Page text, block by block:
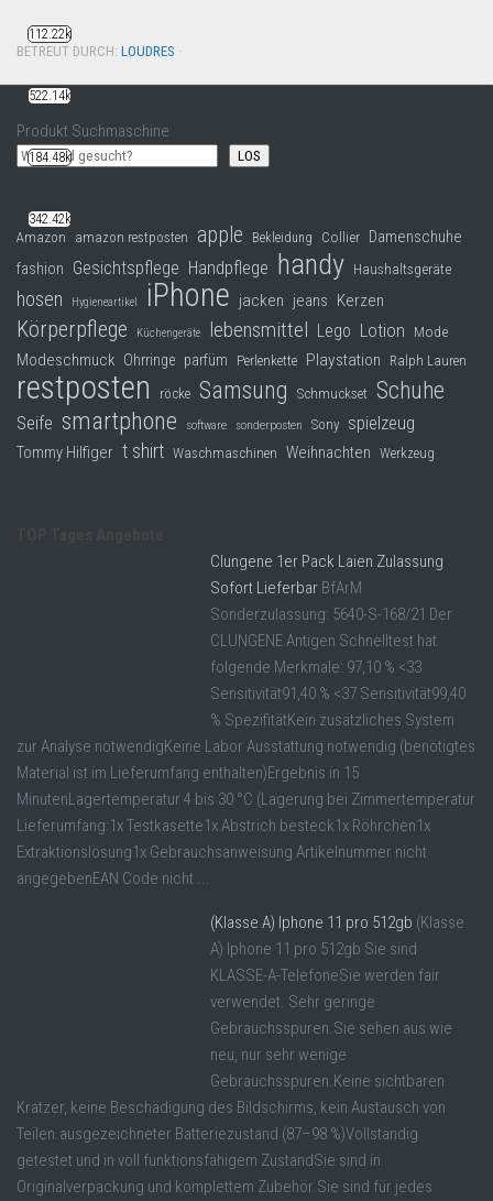
BETREUT DURCH: LOUDRES ·
Produkt Suchmaschine
LOS
Amazon amazon restposten apple Bekleidung Collier Damenschuhe
fashion Gesichtspflege Handpflege handy Haushaltsgeräte
hosen Hygieneartikel iPhone jacken jeans Kerzen
Körperpflege Küchengeräte lebensmittel Lego Lotion Mode
Modeschmuck Ohrringe parfüm Perlenkette Playstation Ralph Lauren
restposten röcke Samsung Schmuckset Schuhe
Seife smartphone software sonderposten Sony spielzeug
Tommy Hilfiger t shirt Waschmaschinen Weihnachten Werkzeug
Clungene 1er Pack Laien Zulassung
Sofort Lieferbar BfArM
Sonderzulassung: 5640-S-168/21 Der
CLUNGENE Antigen Schnelltest hat
folgende Merkmale: 97,10 % <33
Sensitivität91,40 % <37 Sensitivität99,40
% SpezifitätKein zusätzliches System
zur Analyse notwendigKeine Labor Ausstattung notwendig (benötigtes
Material ist im Lieferumfang enthalten)Ergebnis in 15
MinutenLagertemperatur 4 bis 30 °C (Lagerung bei Zimmertemperatur
Lieferumfang:1x Testkasette1x Abstrich besteck1x Röhrchen1x
Extraktionslösung1x Gebrauchsanweisung Artikelnummer nicht
angegebenEAN Code nicht ...
(Klasse A) Iphone 11 pro 512gb (Klasse
A) Iphone 11 pro 512gb Sie sind
KLASSE-A-TelefoneSie werden fair
verwendet. Sehr geringe
Gebrauchsspuren.Sie sehen aus wie
neu, nur sehr wenige
Gebrauchsspuren.Keine sichtbaren
Kratzer, keine Beschädigung des Bildschirms, kein Austausch von
Teilen.ausgezeichneter Batteriezustand (87–98 %)Vollständig
getestet und in voll funktionsfähigem ZustandSie sind in
Originalverpackung und komplettem Zubehör.Sie sind für jedes
112.22k
522.14k
184.48k
342.42k